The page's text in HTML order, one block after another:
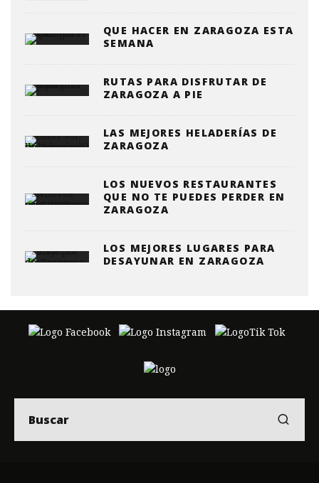
QUE HACER EN ZARAGOZA ESTA
SEMANA
RUTAS PARA DISFRUTAR DE
ZARAGOZA A PIE
LAS MEJORES HELADERÍAS DE
ZARAGOZA
LOS NUEVOS RESTAURANTES
QUE NO TE PUEDES PERDER EN
ZARAGOZA
LOS MEJORES LUGARES PARA
DESAYUNAR EN ZARAGOZA